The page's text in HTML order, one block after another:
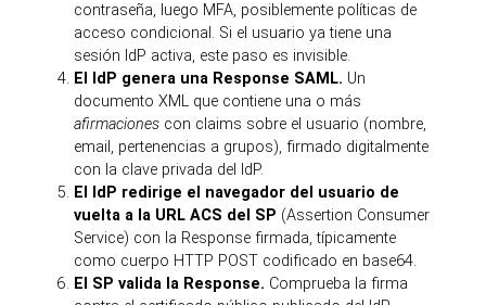
contraseña, luego MFA, posiblemente políticas de
acceso condicional. Si el usuario ya tiene una
sesión IdP activa, este paso es invisible.
El IdP genera una Response SAML. Un
documento XML que contiene una o más
afirmaciones con claims sobre el usuario (nombre,
email, pertenencias a grupos), firmado digitalmente
con la clave privada del IdP.
El IdP redirige el navegador del usuario de
vuelta a la URL ACS del SP (Assertion Consumer
Service) con la Response firmada, típicamente
como cuerpo HTTP POST codificado en base64.
El SP valida la Response. Comprueba la firma